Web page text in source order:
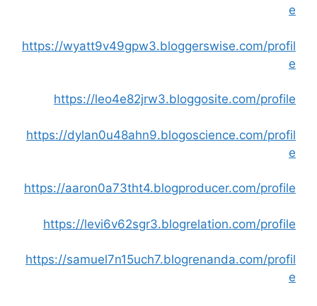
e
https://wyatt9v49gpw3.bloggerswise.com/profil
e
https://leo4e82jrw3.bloggosite.com/profile
https://dylan0u48ahn9.blogoscience.com/profil
e
https://aaron0a73tht4.blogproducer.com/profile
https://levi6v62sgr3.blogrelation.com/profile
https://samuel7n15uch7.blogrenanda.com/profil
e